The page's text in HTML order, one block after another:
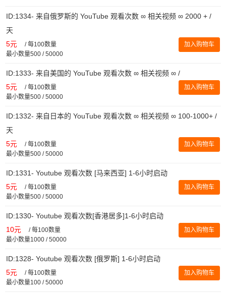
ID:1334- 来自俄罗斯的 YouTube 观看次数 ∞ 相关视频 ∞ 2000 + /
天
5元 /每100数量
最小数量500 / 50000
加入购物车
ID:1333- 来自美国的 YouTube 观看次数 ∞ 相关视频 ∞ /
5元 /每100数量
最小数量500 / 50000
加入购物车
ID:1332- 来自日本的 YouTube 观看次数 ∞ 相关视频 ∞ 100-1000+ /
天
5元 /每100数量
最小数量500 / 50000
加入购物车
ID:1331- Youtube 观看次数 [马来西亚] 1-6小时启动
5元 /每100数量
最小数量500 / 50000
加入购物车
ID:1330- Youtube 观看次数[香港居多]1-6小时启动
10元 /每100数量
最小数量1000 / 50000
加入购物车
ID:1328- Youtube 观看次数 [俄罗斯] 1-6小时启动
5元 /每100数量
最小数量100 / 50000
加入购物车